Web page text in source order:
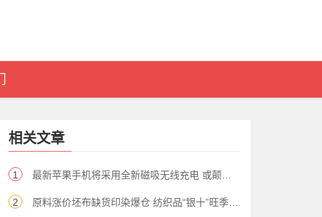
相关文章
1 最新苹果手机将采用全新磁吸无线充电 或颠覆市场（股）
2 原料涨价坯布缺货印染爆仓 纺织品“银十”旺季来了（股）